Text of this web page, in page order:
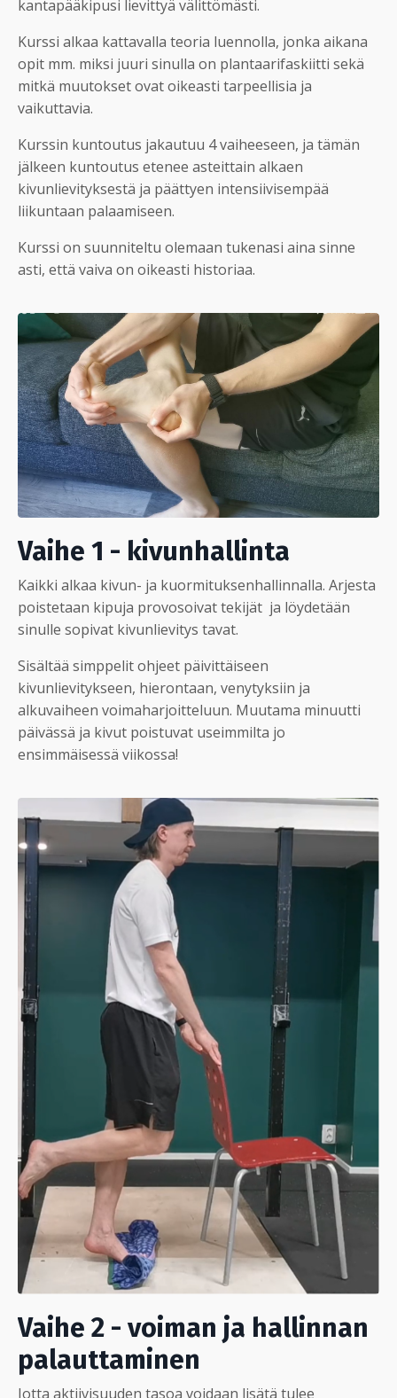
kantapääkipusi lievittyä välittömästi.
Kurssi alkaa kattavalla teoria luennolla, jonka aikana
opit mm. miksi juuri sinulla on plantaarifaskiitti sekä
mitkä muutokset ovat oikeasti tarpeellisia ja
vaikuttavia.
Kurssin kuntoutus jakautuu 4 vaiheeseen, ja tämän
jälkeen kuntoutus etenee asteittain alkaen
kivunlievityksestä ja päättyen intensiivisempää
liikuntaan palaamiseen.
Kurssi on suunniteltu olemaan tukenasi aina sinne
asti, että vaiva on oikeasti historiaa.
Vaihe 1 - kivunhallinta
Kaikki alkaa kivun- ja kuormituksenhallinnalla. Arjesta
poistetaan kipuja provosoivat tekijät ja löydetään
sinulle sopivat kivunlievitys tavat.
Sisältää simppelit ohjeet päivittäiseen
kivunlievitykseen, hierontaan, venytyksiin ja
alkuvaiheen voimaharjoitteluun. Muutama minuutti
päivässä ja kivut poistuvat useimmilta jo
ensimmäisessä viikossa!
Vaihe 2 - voiman ja hallinnan
palauttaminen
Jotta aktiivisuuden tasoa voidaan lisätä tulee